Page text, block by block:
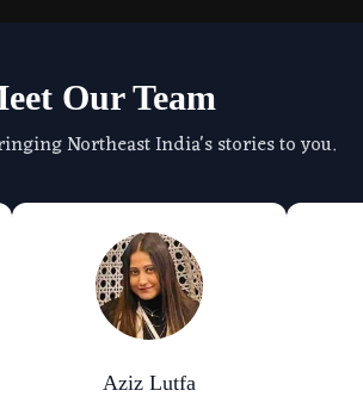
Our Team
Northeast India's stories to you.
Aziz Lutfa